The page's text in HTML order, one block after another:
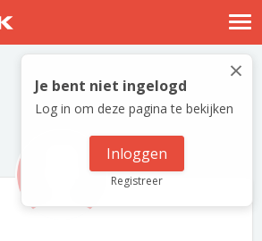
Nostalgische verhalen
Log in
Meld je gratis aan
×
Je bent niet ingelogd
Log in om deze pagina te bekijken
Inloggen
Registreer